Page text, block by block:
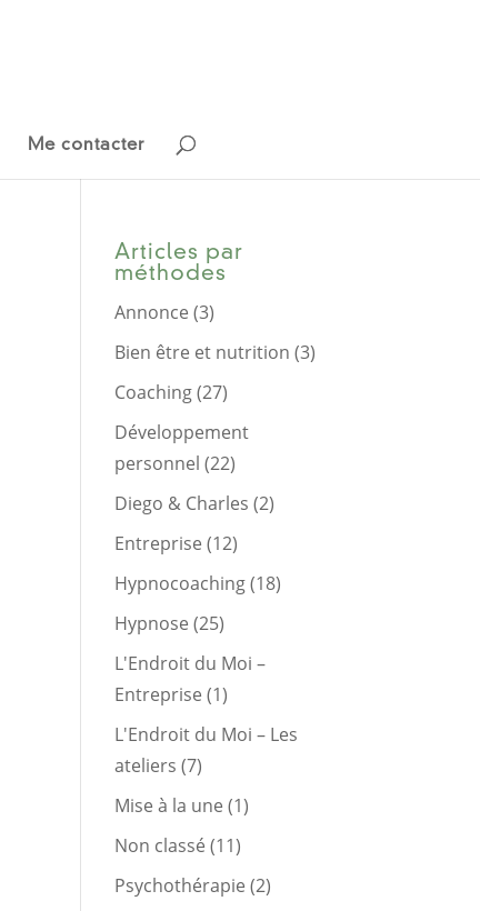
Me contacter
Articles par
méthodes
Annonce (3)
Bien être et nutrition (3)
Coaching(27)
Développement
personnel (22)
Diego & Charles (2)
Entreprise (12)
Hypnocoaching(18)
Hypnose (25)
L'Endroit du Moi –
Entreprise (1)
L'Endroit du Moi – Les
ateliers (7)
Mise à la une (1)
Non classé (11)
Psychothérapie (2)